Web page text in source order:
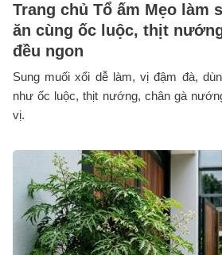
Trang chủ Tổ ấm Mẹo làm
ăn cùng ốc luộc, thịt
đều ngon
Sung muối xổi dễ làm, vị đậm đà,
như ốc luộc, thịt nướng, chân gà
vị.